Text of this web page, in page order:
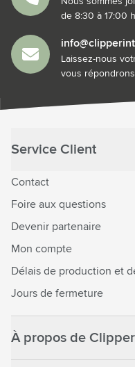
de 8:30 à 17:00
Laissez-nous
vous
Service Client
Contact
Foire aux questions
Devenir partenaire
Mon compte
Délais de production et
Jours de fermeture
À propos de